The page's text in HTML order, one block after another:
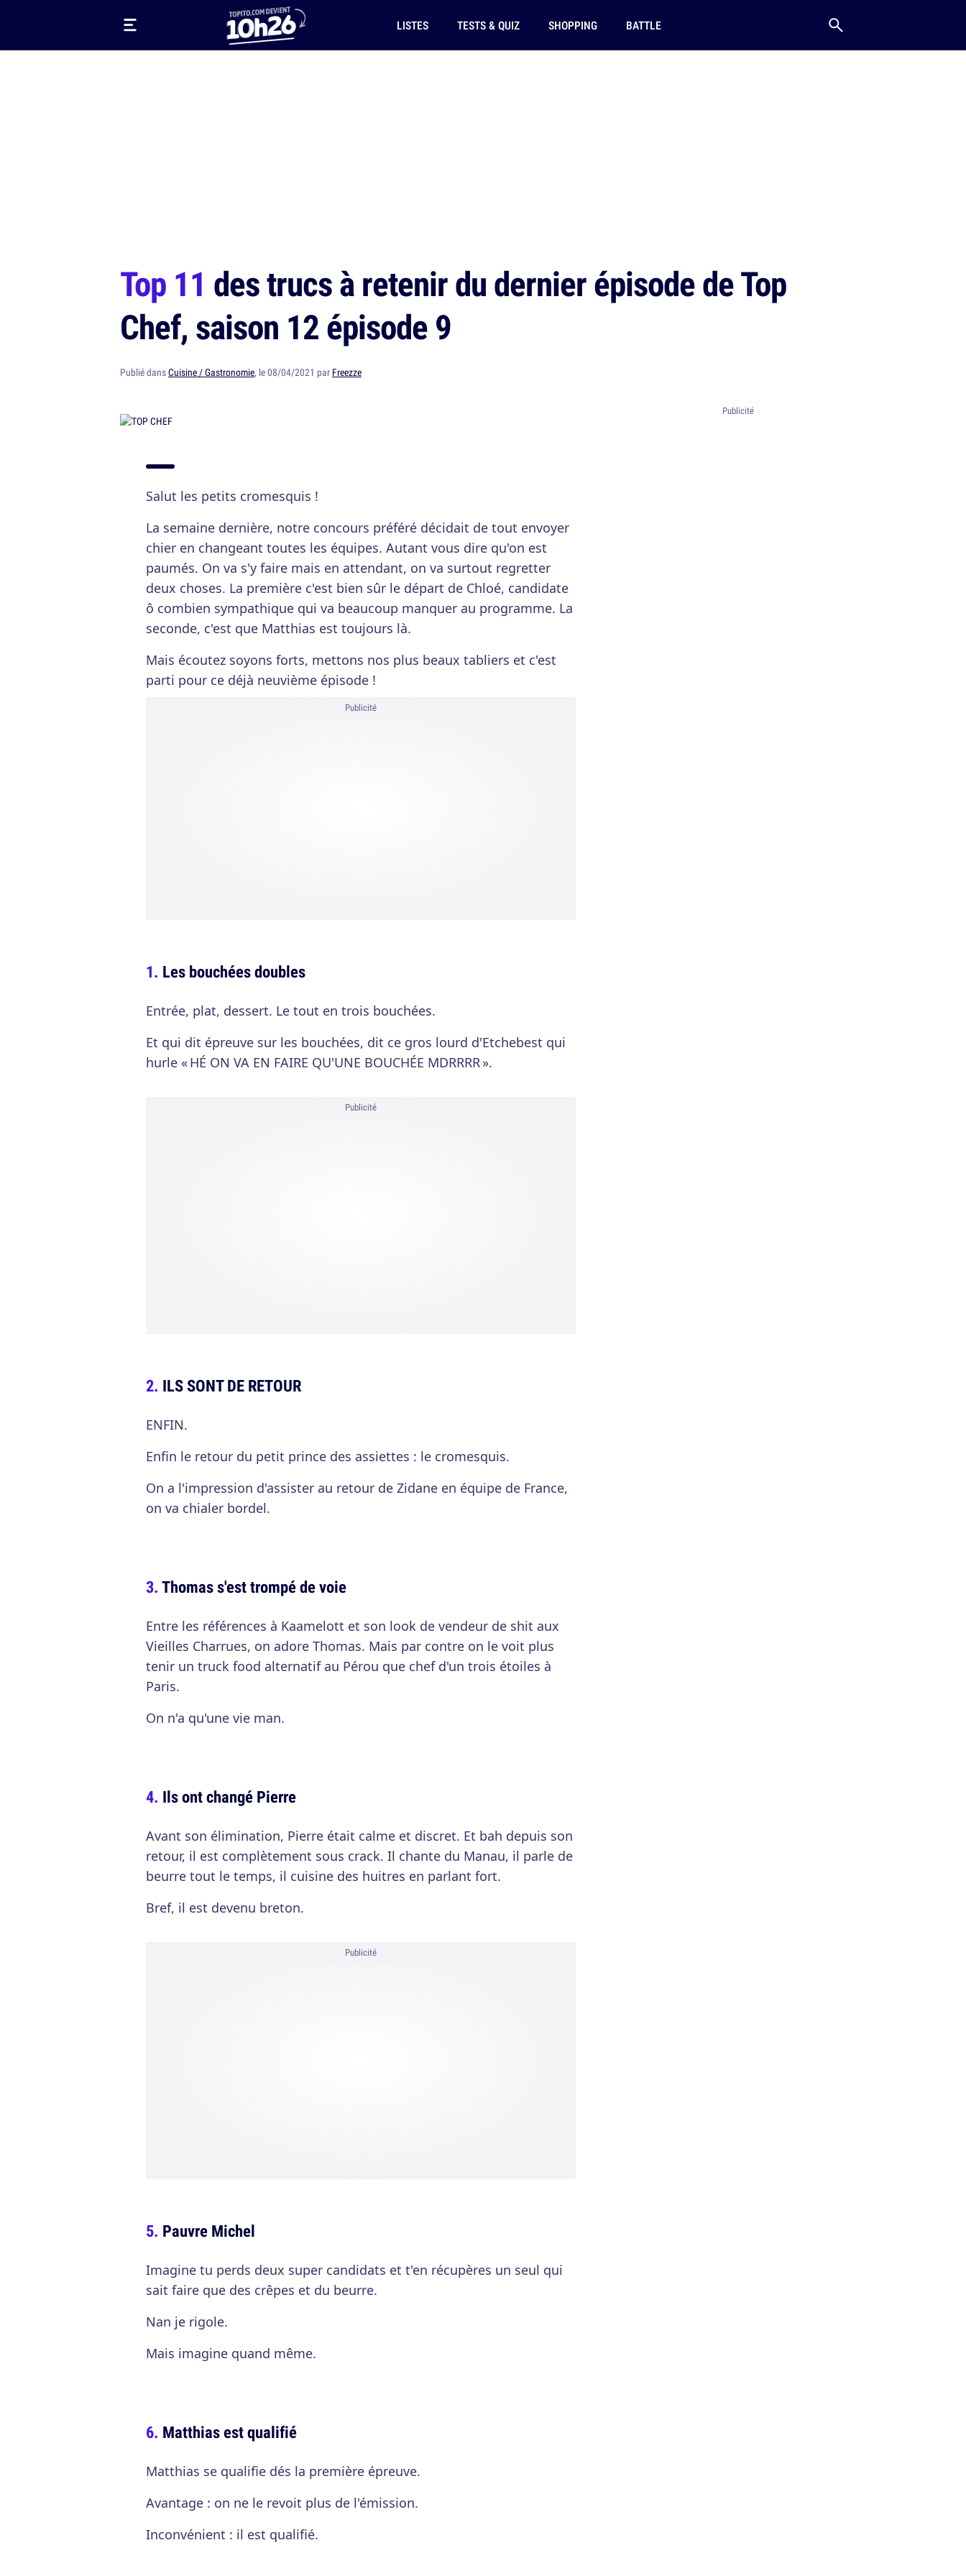
LISTES TESTS & QUIZ SHOPPING BATTLE
Top 11 des trucs à retenir du dernier épisode de Top
Chef, saison 12 épisode 9
Publié dansCuisine / Gastronomie, le 08/04/2021 par Freezze
Salut les petits cromesquis !
La semaine dernière, notre concours préféré décidait de tout envoyer
chier en changeant toutes les équipes. Autant vous dire qu'on est
paumés. On va s'y faire mais en attendant, on va surtout regretter
deux choses. La première c'est bien sûr le départ de Chloé, candidate
ô combien sympathique qui va beaucoup manquer au programme. La
seconde, c'est que Matthias est toujours là.
Mais écoutez soyons forts, mettons nos plus beaux tabliers et c'est
parti pour ce déjà neuvième épisode !
Publicité
Les bouchées doubles
Entrée, plat, dessert. Le tout en trois bouchées.
Et qui dit épreuve sur les bouchées, dit ce gros lourd d'Etchebest qui
hurle « HÉ ON VA EN FAIRE QU'UNE BOUCHÉE MDRRRR ».
Publicité
ILS SONT DE RETOUR
ENFIN.
Enfin le retour du petit prince des assiettes : le cromesquis.
On a l'impression d'assister au retour de Zidane en équipe de France,
on va chialer bordel.
Thomas s'est trompé de voie
Entre les références à Kaamelott et son look de vendeur de shit aux
Vieilles Charrues, on adore Thomas. Mais par contre on le voit plus
tenir un truck food alternatif au Pérou que chef d'un trois étoiles à
Paris.
On n'a qu'une vie man.
Ils ont changé Pierre
Avant son élimination, Pierre était calme et discret. Et bah depuis son
retour, il est complètement sous crack. Il chante du Manau, il parle de
beurre tout le temps, il cuisine des huitres en parlant fort.
Bref, il est devenu breton.
Publicité
Pauvre Michel
Imagine tu perds deux super candidats et t'en récupères un seul qui
sait faire que des crêpes et du beurre.
Nan je rigole.
Mais imagine quand même.
Matthias est qualifié
Matthias se qualifie dés la première épreuve.
Avantage : on ne le revoit plus de l'émission.
Inconvénient : il est qualifié.